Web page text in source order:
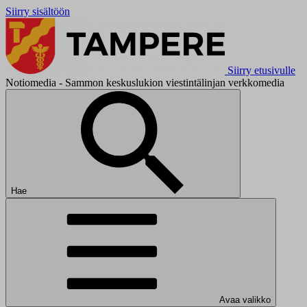
Siirry sisältöön
Siirry etusivulle
Notiomedia - Sammon keskuslukion viestintälinjan verkkomedia
Hae
Avaa valikko